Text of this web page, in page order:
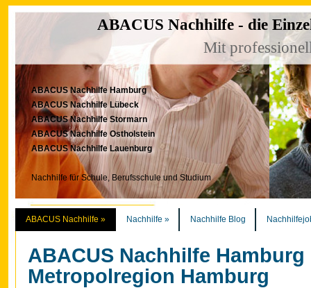
ABACUS Nachhilfe - die
Mit
ABACUS Nachhilfe Hamburg
ABACUS Nachhilfe Lübeck
ABACUS Nachhilfe Stormarn
ABACUS Nachhilfe Ostholstein
ABACUS Nachhilfe Lauenburg
Nachhilfe für Schule, Berufsschule und Studium
ABACUS Nachhilfe » Nachhilfe » Nachhilfe Blog
ABACUS Nachhilfe Hamburg
Metropolregion Hamburg